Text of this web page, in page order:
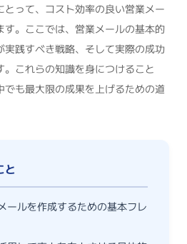
って、コスト効率の良い営業メー
す。ここでは、営業メールの基本的
践すべき戦略、そして実際の成功
これらの知識を身につけること
も最大限の成果を上げるための道
ールを作成するための基本フレ